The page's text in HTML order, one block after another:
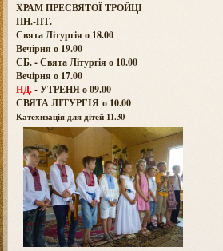
ХРАМ ПРЕСВЯТОЇ ТРОЙЦІ
ПН.-ПТ.
Свята Літургія о 18.00
Вечірня о 19.00
СБ. - Свята Літургія о 10.00
Вечірня о 17.00
НД.- УТРЕНЯ о 09.00
СВЯТА ЛІТУРГІЯ о 10.00
Катехизація для дітей 11.30